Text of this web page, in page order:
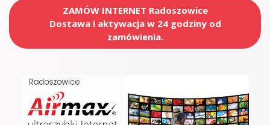
ZAMÓW INTERNET Radoszowice
Dostawa i aktywacja w 24 godziny od
zamówienia.